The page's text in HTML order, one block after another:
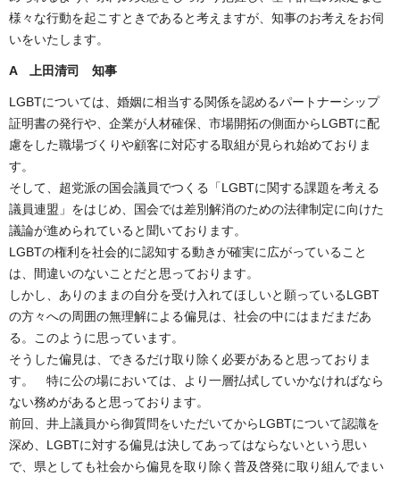
様々な行動を起こすときであると考えますが、知事のお考えをお伺
いをいたします。
A 上田清司 知事
LGBTについては、婚姻に相当する関係を認めるパートナーシップ
証明書の発行や、企業が人材確保、市場開拓の側面からLGBTに配
慮をした職場づくりや顧客に対応する取組が見られ始めておりま
す。
そして、超党派の国会議員でつくる「LGBTに関する課題を考える
議員連盟」をはじめ、国会では差別解消のための法律制定に向けた
議論が進められていると聞いております。
LGBTの権利を社会的に認知する動きが確実に広がっていること
は、間違いのないことだと思っております。
しかし、ありのままの自分を受け入れてほしいと願っているLGBT
の方々への周囲の無理解による偏見は、社会の中にはまだまだあ
る。このように思っています。
そうした偏見は、できるだけ取り除く必要があると思っておりま
す。 特に公の場においては、より一層払拭していかなければなら
ない務めがあると思っております。
前回、井上議員から御質問をいただいてからLGBTについて認識を
深め、LGBTに対する偏見は決してあってはならないという思い
で、県としても社会から偏見を取り除く普及啓発に取り組んでまい